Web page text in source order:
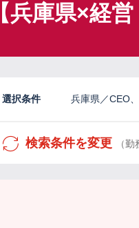
【兵庫県×経
選択条件 兵庫県／CEO
検索条件を変更 （